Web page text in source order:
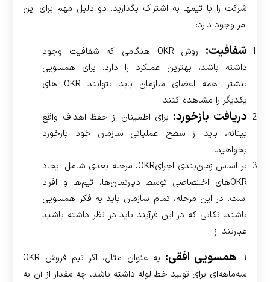
شرکت را با تیم­ها به اشتراک بگذارید. دو دلیل مهم برای این
امر وجود دارد:
شفافیت:
روش OKR هنگامی که شفافیت وجود
داشته باشد، بهترین عملکرد را دارد. برای همسویی
بیشتر، همه اعضای سازمان باید بتوانند OKR های
یکدیگر را مشاهده کنند.
دریافت بازخورد: برای اطمینان از حفظ اهداف واقع
بینانه، باید از سطح عملیاتی سازمان خود بازخورد
بخواهید.
بر اساس زمان‌بندی اجرای­OKR، مرحله بعدی شامل ایجاد
­OKRهای اختصاصی توسط دپارتمان‌ها، تیم‌ها و افراد
است. در این مرحله، تمام سازمان باید به فکر همسویی
باشند. نکاتی که در این فرآیند باید در نظر داشته باشید
عبارتند از:
۱. همسویی افقی:
به عنوان مثال، اگر تیم فروش OKR
سه‌ماهه‌ای برای تولید خط لوله داشته باشد، چه مقدار از آن به